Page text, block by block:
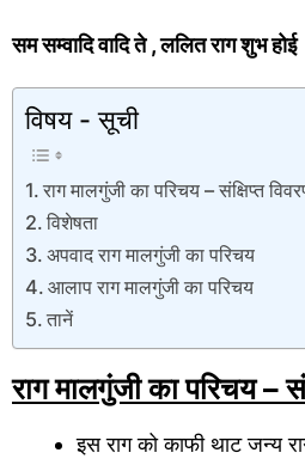
सम सम्वादि वादि ते , ललित राग शुभ
विषय - सूची
राग मालगुंजी का परिचय – संक्षिप्त
विशेषता
अपवाद राग मालगुंजी का परिचय
आलाप राग मालगुंजी का परिचय
तानें
राग मालगुंजी का परिचय –
इस राग को काफी थाट जन्य